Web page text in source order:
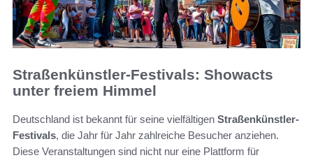
Straßenkünstler-Festivals: Showacts
unter freiem Himmel
Deutschland ist bekannt für seine vielfältigen Straßenkünstler-
Festivals, die Jahr für Jahr zahlreiche Besucher anziehen.
Diese Veranstaltungen sind nicht nur eine Plattform für